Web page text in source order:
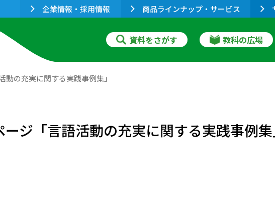
企業情報・採用情報 商品ラインナップ・サービス
資料をさがす 教科の広場
の充実に関する実践事例集」
ジ「言語活動の充実に関する実践事例集